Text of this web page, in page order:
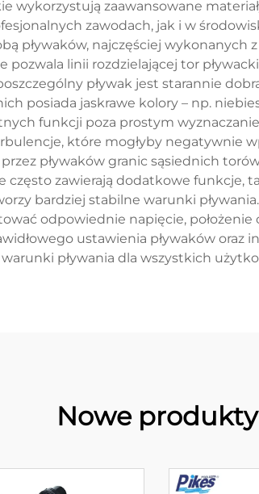
wykorzystują zaawansowane
zawodach, jak i w
pływaków, najczęściej
pozwala linii rozdzielającej tor
pływak jest starannie
posiada jaskrawe kolory – np.
funkcji poza prostym
które mogłyby negatywnie
pływaków granic sąsiednich
często zawierają dodatkowe funkcje,
bardziej stabilne warunki
odpowiednie napięcie,
ustawienia pływaków oraz
warunki pływania dla wszystkich
Nowe produkty